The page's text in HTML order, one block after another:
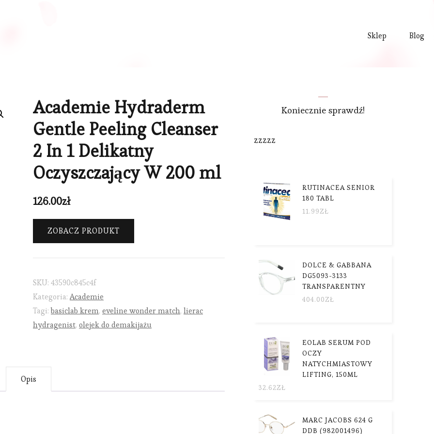
Sklep Blog
Academie Hydraderm
Gentle Peeling Cleanser
2 In 1 Delikatny
Oczyszczający W 200 ml
126.00zł
ZOBACZ PRODUKT
SKU: 43590c845c4f
Kategoria:Academie
Tagi:basiclab krem, eveline wonder match, lierac
hydragenist, olejek do demakijażu
Opis
Koniecznie sprawdź!
zzzzz
RUTINACEA SENIOR
180 TABL
11.99ZŁ
DOLCE & GABBANA
DG5093-3133
TRANSPARENTNY
404.00ZŁ
EOLAB SERUM POD
OCZY
NATYCHMIASTOWY
LIFTING, 150ML
32.62ZŁ
MARC JACOBS 624 G
DDB (982001496)